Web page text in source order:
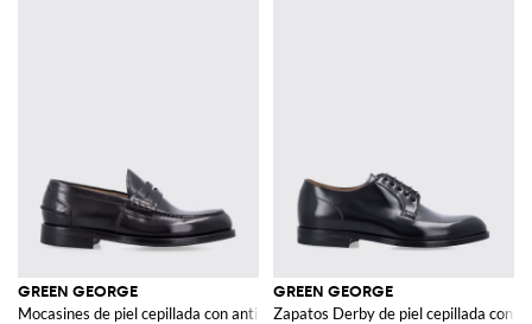
GREEN GEORGE
Mocasines de piel cepillada con antifaz y suela de cuero
GREEN GEORGE
Zapatos Derby de piel cepillada con